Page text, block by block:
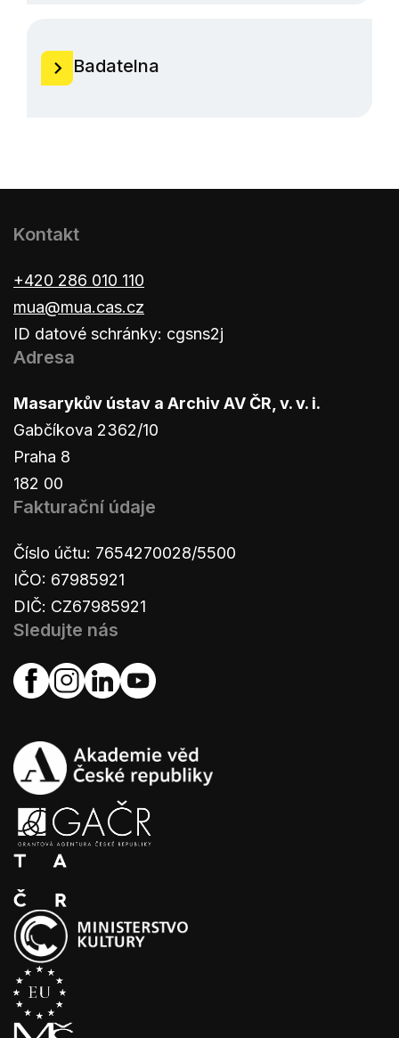
Badatelna
Kontakt
+420 286 010 110
mua@mua.cas.cz
ID datové schránky: cgsns2j
Adresa
Masarykův ústav a Archiv AV ČR, v. v. i.
Gabčíkova 2362/10
Praha 8
182 00
Fakturační údaje
Číslo účtu: 7654270028/5500
IČO: 67985921
DIČ: CZ67985921
Sledujte nás